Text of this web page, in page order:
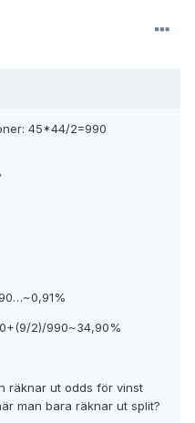
45*44/2=990
2)/990~34,90%
räknar ut odds för vinst
man bara räknar ut split?